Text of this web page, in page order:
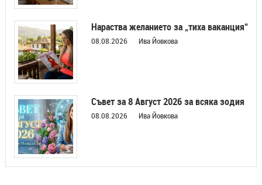
Нараства желанието за „тиха ваканция“
08.08.2026 Ива Йовкова
Съвет за 8 Август 2026 за всяка зодия
08.08.2026 Ива Йовкова